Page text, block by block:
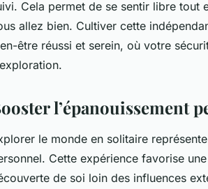
Cela permet de se sentir libre tout
allez bien. Cultiver cette
être réussi et serein, où votre
l’épanouissement
le monde en solitaire
Cette expérience favorise
de soi loin des influences